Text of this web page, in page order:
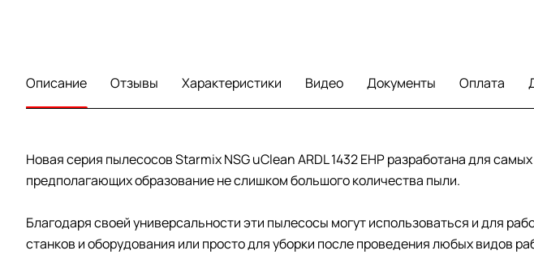
Описание Отзывы Характеристики Видео Документы Оплата
Новая серия пылесосов Starmix NSG uClean ARDL 1432 EHP разработана для
предполагающих образование не слишком большого количества пыли.
Благодаря своей универсальности эти пылесосы могут использоваться и для
станков и оборудования или просто для уборки после проведения любых видов